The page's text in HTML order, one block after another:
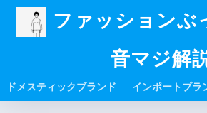
ファッションぶ
音マジ解
ドメスティックブランド インポートブラ